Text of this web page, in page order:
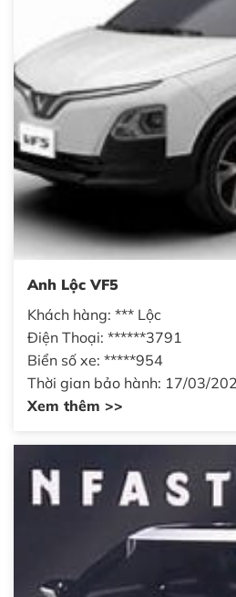
Anh Lộc VF5
Khách hàng: *** Lộc
Điện Thoại: ******3791
Biển số xe: *****954
Thời gian bảo hành: 17/03/
Xem thêm >>